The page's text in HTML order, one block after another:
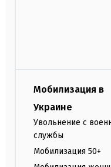
Мобилизация в
Украине
Увольнение с
службы
Мобилизация 50+